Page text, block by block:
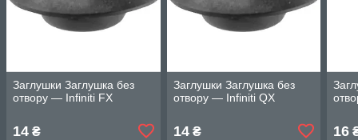
Заглушки Заглушка без
отвору — Infiniti FX
14 ₴
Заглушки Заглушка без
отвору — Infiniti QX
14₴ 16